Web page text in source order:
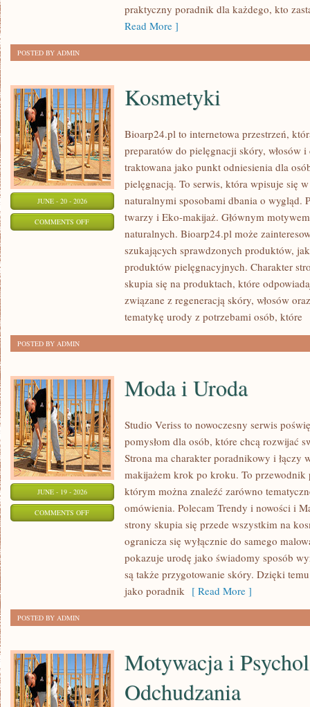
praktyczny poradnik dla każdego, kto
Read More ]
POSTED BY ADMIN
JUNE - 20 - 2026
COMMENTS OFFON
KOSMETYKI
Kosmetyki
Bioarp24.pl to internetowa przestrzeń,
preparatów do pielęgnacji skóry, włosów i
traktowana jako punkt odniesienia dla
pielęgnacją. To serwis, która wpisuje się
naturalnymi sposobami dbania o wygląd.
twarzy i Eko-makijaż. Głównym
naturalnych. Bioarp24.pl może
szukających sprawdzonych produktów,
produktów pielęgnacyjnych. Charakter
skupia się na produktach, które
związane z regeneracją skóry, włosów
tematykę urody z potrzebami osób, które
POSTED BY ADMIN
JUNE - 19 - 2026
COMMENTS OFFON
Moda i Uroda
Studio Veriss to nowoczesny serwis
pomysłom dla osób, które chcą rozwijać
Strona ma charakter poradnikowy i łączy
makijażem krok po kroku. To
którym można znaleźć zarówno
omówienia. Polecam Trendy i nowości i
strony skupia się przede wszystkim na
ogranicza się wyłącznie do samego
pokazuje urodę jako świadomy sposób
są także przygotowanie skóry. Dzięki
jako poradnik [ Read More ]
POSTED BY ADMIN
Motywacja i
Odchudzania